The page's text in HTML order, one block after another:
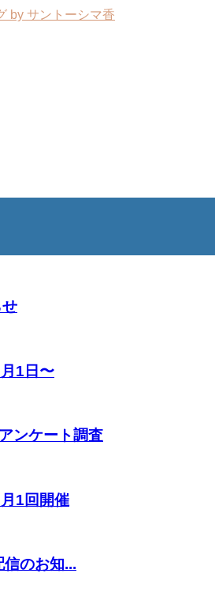
by サントーシマ香
1日〜
ンケート調査
1回開催
のお知...